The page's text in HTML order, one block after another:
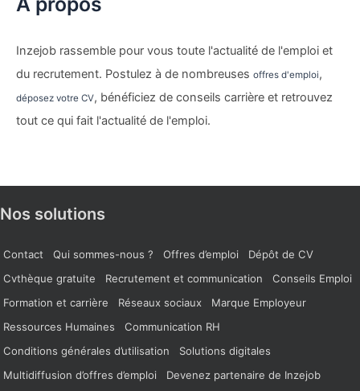
Inzejob rassemble pour vous toute l'actualité de l'emploi et
du recrutement. Postulez à de nombreuses offres d'emploi,
déposez votre CV, bénéficiez de conseils carrière et retrouvez
tout ce qui fait l'actualité de l'emploi.
Nos solutions
Contact Qui sommes-nous ? Offres d’emploi
Dépôt de CV
Cvthèque gratuite
Recrutement et communication
Conseils Emploi
Formation et carrière
Réseaux sociaux
Marque Employeur
Ressources Humaines
Communication RH
Conditions générales d’utilisation
Solutions digitales
Multidiffusion d’offres d’emploi
Devenez partenaire de Inzejob